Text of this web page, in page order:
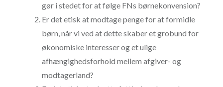
gør i stedet for at følge FNs børnekonvension?
Er det etisk at modtage penge for at formidle
børn, når vi ved at dette skaber et grobund for
økonomiske interesser og et ulige
afhængighedsforhold mellem afgiver- og
modtagerland?